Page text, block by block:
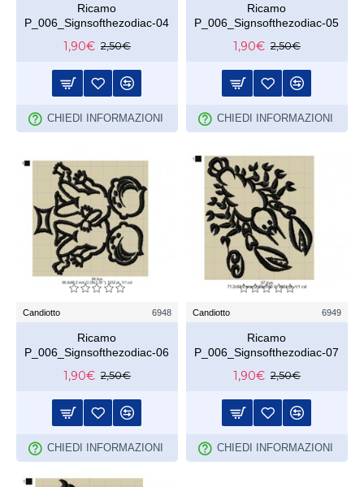
Ricamo
P_006_Signsofthezodiac-04
1,90€ 2,50€
CHIEDI INFORMAZIONI
Ricamo
P_006_Signsofthezodiac-05
1,90€ 2,50€
CHIEDI INFORMAZIONI
Candiotto 6948
Ricamo
P_006_Signsofthezodiac-06
1,90€ 2,50€
CHIEDI INFORMAZIONI
Candiotto 6949
Ricamo
P_006_Signsofthezodiac-07
1,90€ 2,50€
CHIEDI INFORMAZIONI